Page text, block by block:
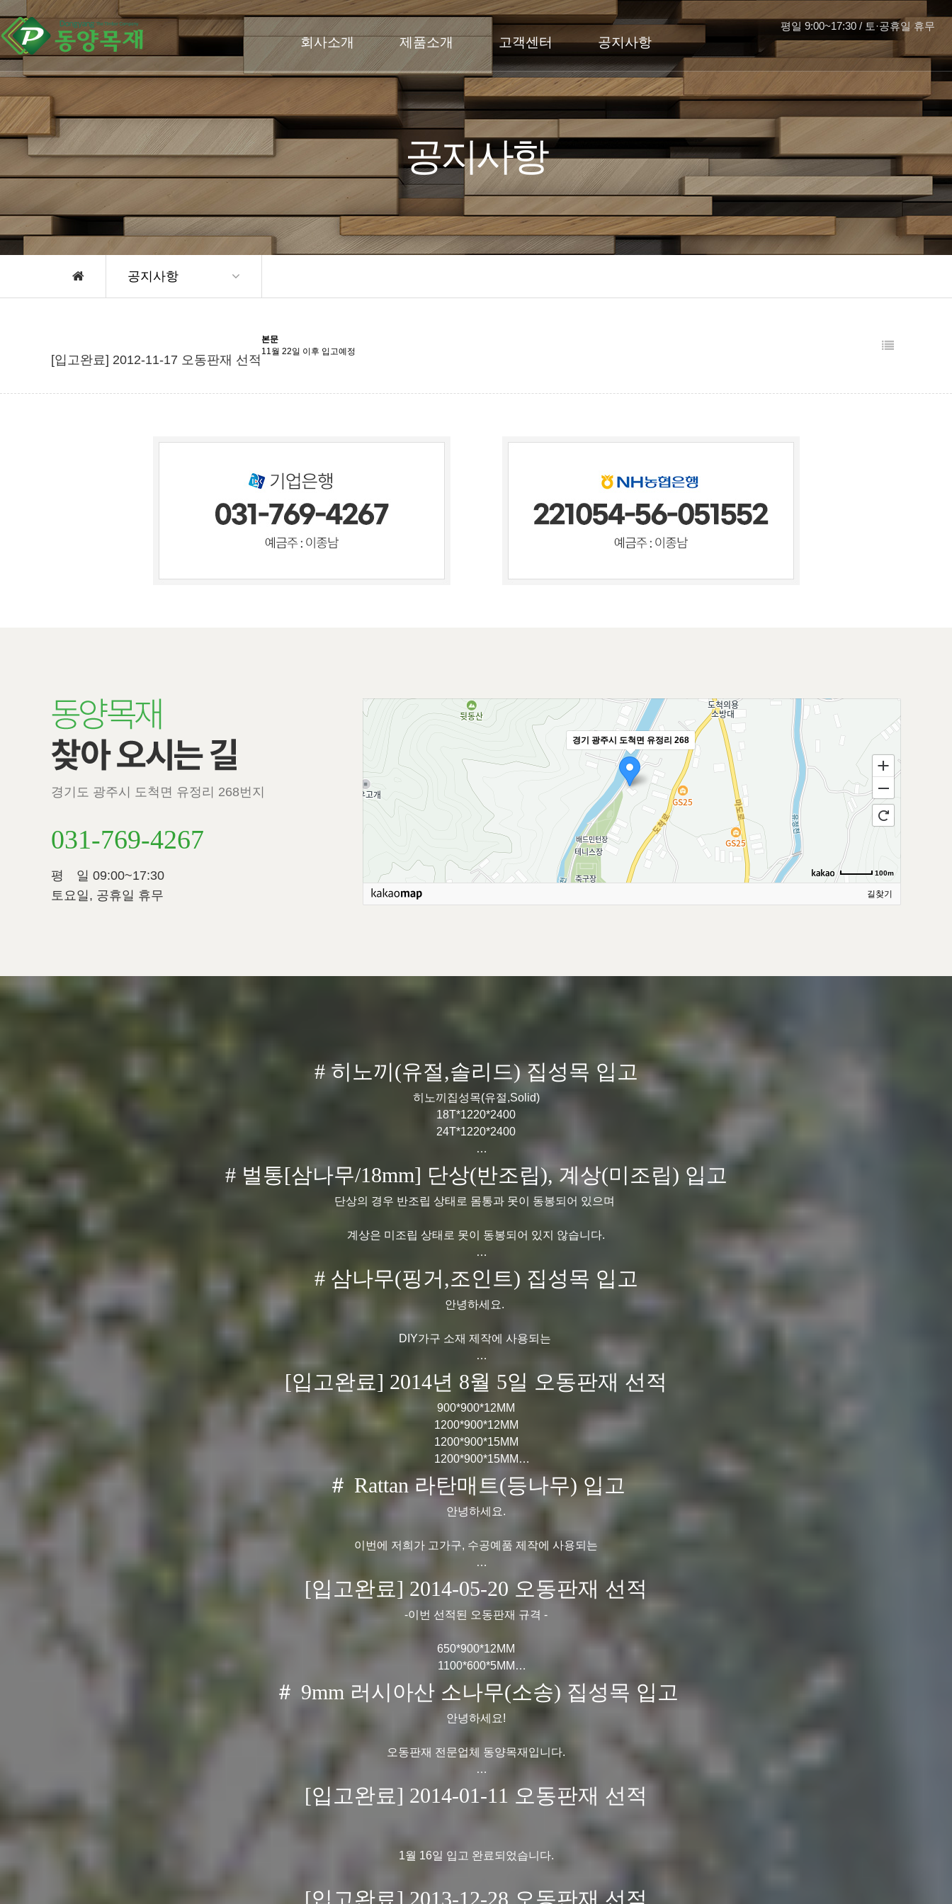
회사소개 제품소개 고객센터 공지사항
평일 9:00~17:30 / 토·공휴일 휴무
031-797-4267031-
769-4267031-797-
4267031-769-4267
공지사항
공지사항
[입고완료] 2012-11-17 오동판재 선적
본문
11월 22일 이후 입고예정
경기도 광주시 도척면 유정리 268번지
031-769-4267
평 일 09:00~17:30
토요일, 공휴일 휴무
경기 광주시 도척면 유정리 268
100m
길찾기
# 히노끼(유절,솔리드) 집성목 입고
히노끼집성목(유절,Solid)
18T*1220*2400
24T*1220*2400
히노끼,편백나무로 불리며 피톤치드를 함유해
항,살균작용에 뛰어난 효과를 보이는 수종입니다.
# 벌통[삼나무/18mm] 단상(반조립), 계상(미조립) 입고
단상의 경우 반조립 상태로 몸통과 못이 동봉되어 있으며
계상은 미조립 상태로 못이 동봉되어 있지 않습니다.
자세한 문의사항은 ☎ 031-769-4267 유선문의 주시면, 성실하게 답변해드리겠습니다.
감사합니다 !
# 삼나무(핑거,조인트) 집성목 입고
안녕하세요.
DIY가구 소재 제작에 사용되는
삼나무 집성목이 입고되었습니다.
삼나무 특유의 향을 지니며 연질 목재로 가공과 접착, 절삭이 용이하며
유절 제품으로 옹이빠짐 현상 및 옹이 크랙이 있을 수 있으며,
집성부위의 약간의 갈라짐 현사이 있을 수 있습니다.
또한 습에 강한 목재로 외부 천장 마감재및 욕실 마감재로도
사용되고 있습니다.
자세한 문의사항은 ☎ 031-769-4267 유선문의 주시면, 성실하게 답변해드리겠습니다.
감사합니다.
[입고완료] 2014년 8월 5일 오동판재 선적
900*900*12MM
1200*900*12MM
1200*900*15MM
1200*900*15MM
900*600*9MM
1000*600*9MM
1100*600*9MM
1200*600*5MM
2014년 8월 2째주 입고예정입니다.
＃ Rattan 라탄매트(등나무) 입고
안녕하세요.
이번에 저희가 고가구, 수공예품 제작에 사용되는
라탄매트가 입고되었습니다.
일부에서는 죽이라고 일컷는데요, 본래는 등나무를 +형태로 엮어 만든 제품입니다.
1롤 단위 판매가능하며, 규격은 폭 1220m/m 총길이 15m 입니다.
자세한 문의사항은 ☎ 031-769-4267 유선문의 주시면, 성실하게 답변해드리겠습니다.
감사합니다 !
[입고완료] 2014-05-20 오동판재 선적
-이번 선적된 오동판재 규격 -
650*900*12MM
1100*600*5MM
1200*600*5MM
900*600*9MM
1000*600*9MM
1000*600*9MM
1200*900*12MM (A급)
5월 20일 중국 출항되었으며,
＃ 9mm 러시아산 소나무(소송) 집성목 입고
안녕하세요!
오동판재 전문업체 동양목재입니다.
2014년 6월부로~
- 규격(두께,폭,기장 순)
[입고완료] 2014-01-11 오동판재 선적
1월 16일 입고 완료되었습니다.
[입고완료] 2013-12-28 오동판재 선적